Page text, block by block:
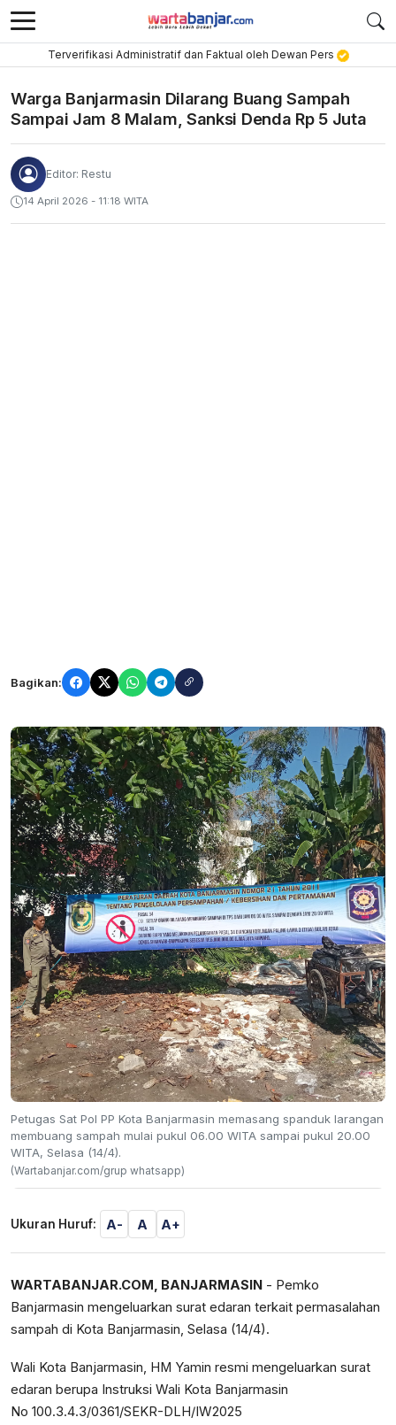
Terverifikasi Administratif dan Faktual oleh Dewan Pers
Warga Banjarmasin Dilarang Buang Sampah
Sampai Jam 8 Malam, Sanksi Denda Rp 5 Juta
Editor: Restu
14 April 2026 - 11:18 WITA
Bagikan:
Petugas Sat Pol PP Kota Banjarmasin memasang spanduk larangan
membuang sampah mulai pukul 06.00 WITA sampai pukul 20.00
WITA, Selasa (14/4).
(Wartabanjar.com/grup whatsapp)
Ukuran Huruf: A- A A+
WARTABANJAR.COM, BANJARMASIN - Pemko
Banjarmasin mengeluarkan surat edaran terkait permasalahan
sampah di Kota Banjarmasin, Selasa (14/4).
Wali Kota Banjarmasin, HM Yamin resmi mengeluarkan surat
edaran berupa Instruksi Wali Kota Banjarmasin
No 100.3.4.3/0361/SEKR-DLH/IW2025